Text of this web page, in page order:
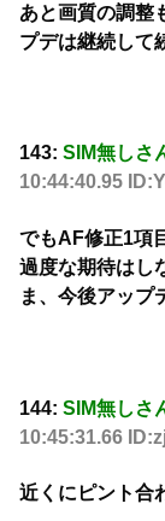
あと画質の調整
プデは継続して
143: SIM無しさ
10:44:40.95
でもAF修正1項
過度な期待はし
ま、今後アップ
144: SIM無しさ
10:45:31.66
近くにピント合